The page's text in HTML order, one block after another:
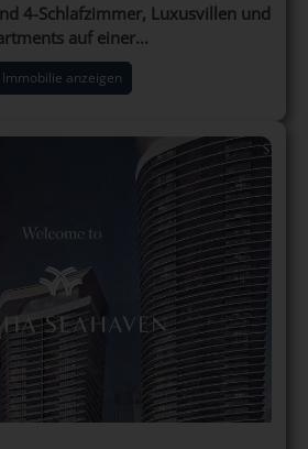
4-Schlafzimmer, Luxusvillen und
auf einer...
Immobilie anzeigen